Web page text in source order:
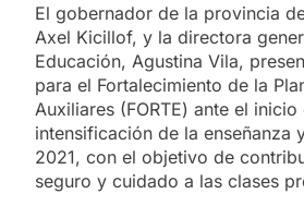
El gobernador de la provincia
Axel Kicillof, y la directora
Educación, Agustina Vila,
para el Fortalecimiento de la
Auxiliares (FORTE) ante el
intensificación de la enseñanza
2021, con el objetivo de
seguro y cuidado a las clases